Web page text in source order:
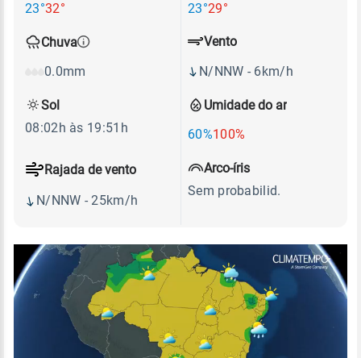
23°32°
23°29°
Chuva
0.0mm
Umidade do ar
60%100%
Vento
N/NNW - 6km/h
Rajada de vento
N/NNW - 25km/h
Sol
08:02h às 19:51h
Arco-íris
Sem probabilid.